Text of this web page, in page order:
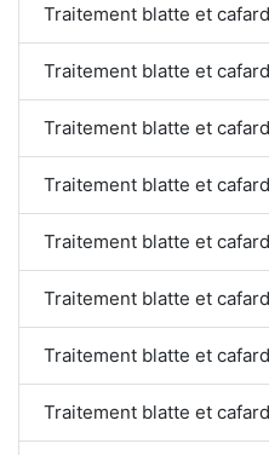
Traitement blatte et
Traitement blatte et
Traitement blatte et
Traitement blatte et
Traitement blatte et
Traitement blatte et
Traitement blatte et
Traitement blatte et